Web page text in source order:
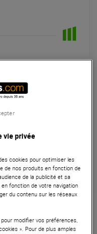
financement :
0 €
fixe : 0%
d’héritage sonore,
vie privée
cookies pour optimiser les
de nos produits en fonction de
de la publicité et sa
fonction de votre navigation
du contenu sur les réseaux
modifier vos préférences,
». Pour de plus amples